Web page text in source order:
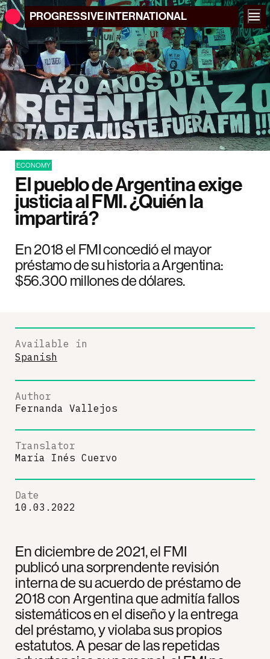
PROGRESSIVEINTERNATIONAL
ECONOMY
El pueblo de Argentina exige
justicia al FMI. ¿Quién la
impartirá?
En 2018 el FMI concedió el mayor
préstamo de su historia a Argentina:
$56.300 millones de dólares.
En diciembre de 2021, el FMI
publicó una sorprendente revisión
interna de su acuerdo de préstamo de
2018 con Argentina que admitía fallos
sistemáticos en el diseño y la entrega
del préstamo, y violaba sus propios
estatutos. A pesar de las repetidas
Available in
Spanish
Author
Fernanda Vallejos
Translator
Maria Inés Cuervo
Date
10.03.2022